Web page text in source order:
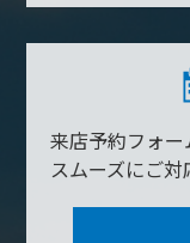
来店予約フォー
スムーズにご対